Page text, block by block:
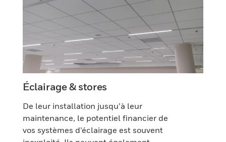
Éclairage & stores
De leur installation jusqu’à leur
maintenance, le potentiel financier de
vos systèmes d’éclairage est souvent